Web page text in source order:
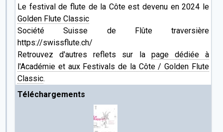
Le festival de flute de la Côte est devenu en 2024 le
Golden Flute Classic
Société Suisse de Flûte traversière
https://swissflute.ch/
Retrouvez d'autres reflets sur la page dédiée à
l'Académie et aux Festivals de la Côte / Golden Flute
Classic.
Téléchargements